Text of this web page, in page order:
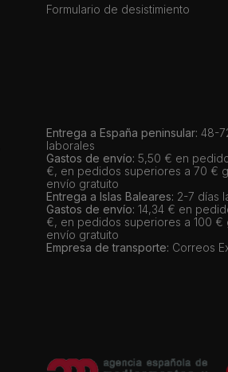
Formulario de desistimiento
Entrega a España peninsular: 48-
laborales
Gastos de envío: 5,50 € en
€, en pedidos superiores a 70 €
envío gratuito
Entrega a Islas Baleares: 2-7 días
Gastos de envío: 14,34 € en
€, en pedidos superiores a 100 €
envío gratuito
Empresa de transporte: Correos